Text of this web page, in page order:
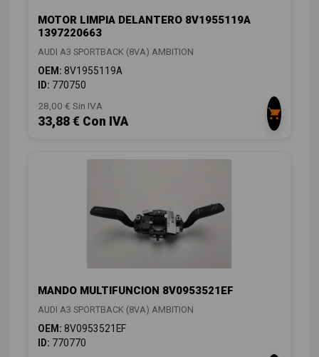
MOTOR LIMPIA DELANTERO 8V1955119A
1397220663
AUDI A3 SPORTBACK (8VA) AMBITION
OEM: 8V1955119A
ID: 770750
28,00 € Sin IVA
33,88 € Con IVA
MANDO MULTIFUNCION 8V0953521EF
AUDI A3 SPORTBACK (8VA) AMBITION
OEM: 8V0953521EF
ID: 770770